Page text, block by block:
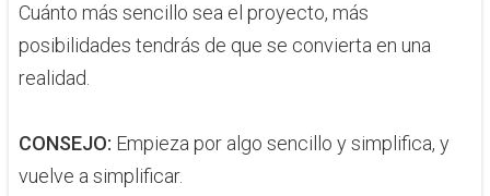
Cuánto más sencillo sea el proyecto, más
posibilidades tendrás de que se convierta en una
realidad.​
CONSEJO: Empieza por​ algo sencillo y simplifica, y
vuelve a simplificar.